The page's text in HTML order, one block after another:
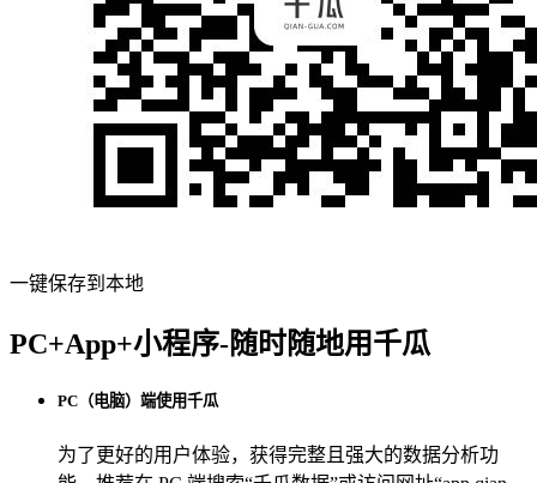
一键保存到本地
PC+App+小程序-随时随地用千瓜
PC（电脑）端使用千瓜
为了更好的用户体验，获得完整且强大的数据分析功